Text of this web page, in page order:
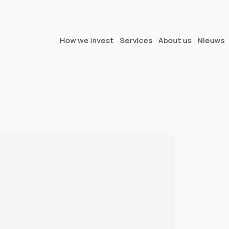
How we invest Services About us Nieuws